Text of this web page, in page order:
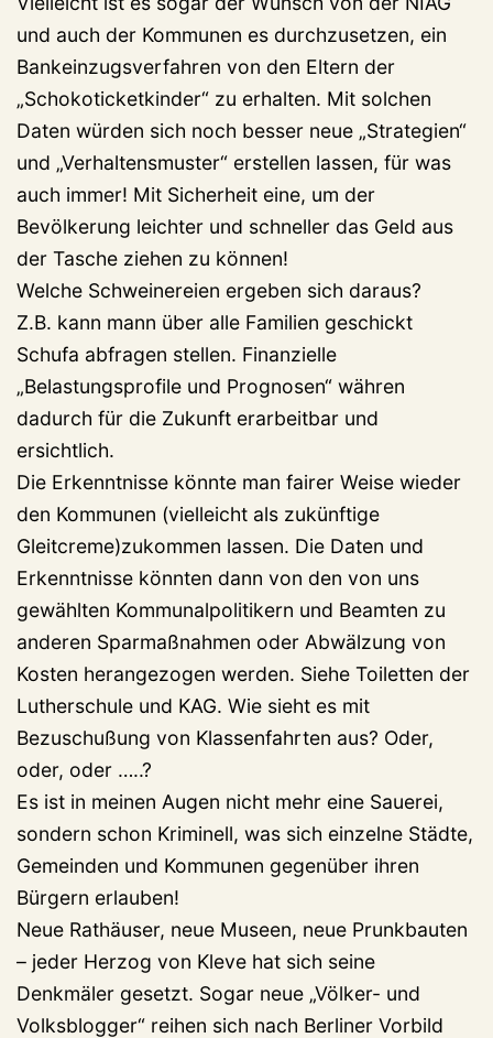
und auch der Kommunen es durchzusetzen, ein
Bankeinzugsverfahren von den Eltern der
„Schokoticketkinder“ zu erhalten. Mit solchen
Daten würden sich noch besser neue „Strategien“
und „Verhaltensmuster“ erstellen lassen, für was
auch immer! Mit Sicherheit eine, um der
Bevölkerung leichter und schneller das Geld aus
der Tasche ziehen zu können!
Welche Schweinereien ergeben sich daraus?
Z.B. kann mann über alle Familien geschickt
Schufa abfragen stellen. Finanzielle
„Belastungsprofile und Prognosen“ währen
dadurch für die Zukunft erarbeitbar und
ersichtlich.
Die Erkenntnisse könnte man fairer Weise wieder
den Kommunen (vielleicht als zukünftige
Gleitcreme)zukommen lassen. Die Daten und
Erkenntnisse könnten dann von den von uns
gewählten Kommunalpolitikern und Beamten zu
anderen Sparmaßnahmen oder Abwälzung von
Kosten herangezogen werden. Siehe Toiletten der
Lutherschule und KAG. Wie sieht es mit
Bezuschußung von Klassenfahrten aus? Oder,
oder, oder …..?
Es ist in meinen Augen nicht mehr eine Sauerei,
sondern schon Kriminell, was sich einzelne Städte,
Gemeinden und Kommunen gegenüber ihren
Bürgern erlauben!
Neue Rathäuser, neue Museen, neue Prunkbauten
– jeder Herzog von Kleve hat sich seine
Denkmäler gesetzt. Sogar neue „Völker- und
Volksblogger“ reihen sich nach Berliner Vorbild